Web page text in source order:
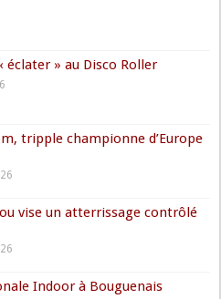
éclater » au Disco Roller
tripple championne d’Europe
vise un atterrissage contrôlé
Indoor à Bouguenais